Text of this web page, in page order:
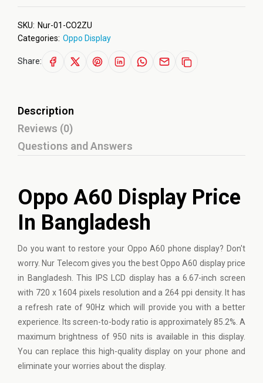
SKU: Nur-01-CO2ZU
Categories: Oppo Display
Share:
Description
Reviews (0)
Questions and Answers
Oppo A60 Display Price
In Bangladesh
Do you want to restore your Oppo A60 phone display? Don't
worry. Nur Telecom gives you the best Oppo A60 display price
in Bangladesh. This IPS LCD display has a 6.67-inch screen
with 720 x 1604 pixels resolution and a 264 ppi density. It has
a refresh rate of 90Hz which will provide you with a better
experience. Its screen-to-body ratio is approximately 85.2%. A
maximum brightness of 950 nits is available in this display.
You can replace this high-quality display on your phone and
eliminate your worries about the display.